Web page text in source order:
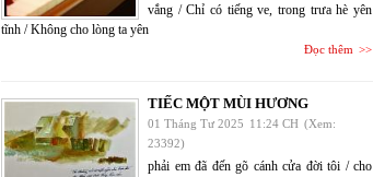
vắng / Chỉ có tiếng ve, trong trưa hè yên
tĩnh / Không cho lòng ta yên
Đọc thêm
TIẾC MỘT MÙI HƯƠNG
01 Tháng Tư 2025 11:24 CH (Xem:
23392)
phải em đã đến gõ cánh cửa đời tôi / cho